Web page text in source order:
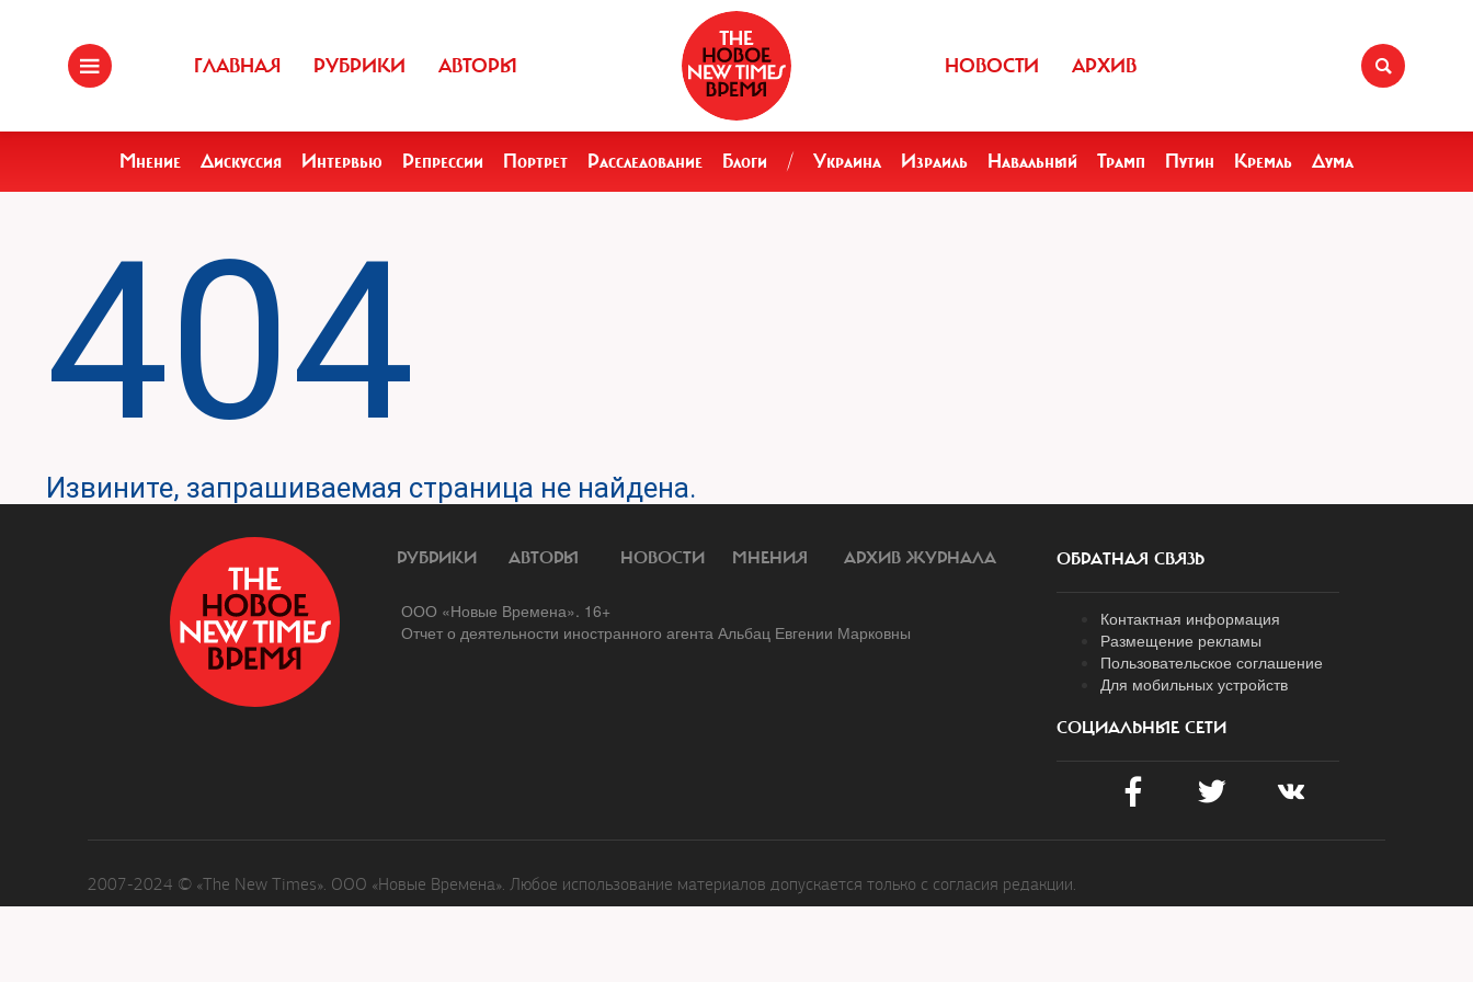
ГЛАВНАЯ РУБРИКИ АВТОРЫ НОВОСТИ АРХИВ
Мнение Дискуссия Интервью Репрессии Портрет Расследование Блоги / Украина Израиль Навальный Трамп Путин Кремль Дума
404
Извините, запрашиваемая страница не найдена.
РУБРИКИ АВТОРЫ НОВОСТИ МНЕНИЯ АРХИВ ЖУРНАЛА
ООО «Новые Времена». 16+
Отчет о деятельности иностранного агента Альбац Евгении Марковны
ОБРАТНАЯ СВЯЗЬ
Контактная информация
Размещение рекламы
Пользовательское соглашение
Для мобильных устройств
СОЦИАЛЬНЫЕ СЕТИ
2007-2024 © «The New Times». ООО «Новые Времена». Любое использование материалов допускается только с согласия редакции.